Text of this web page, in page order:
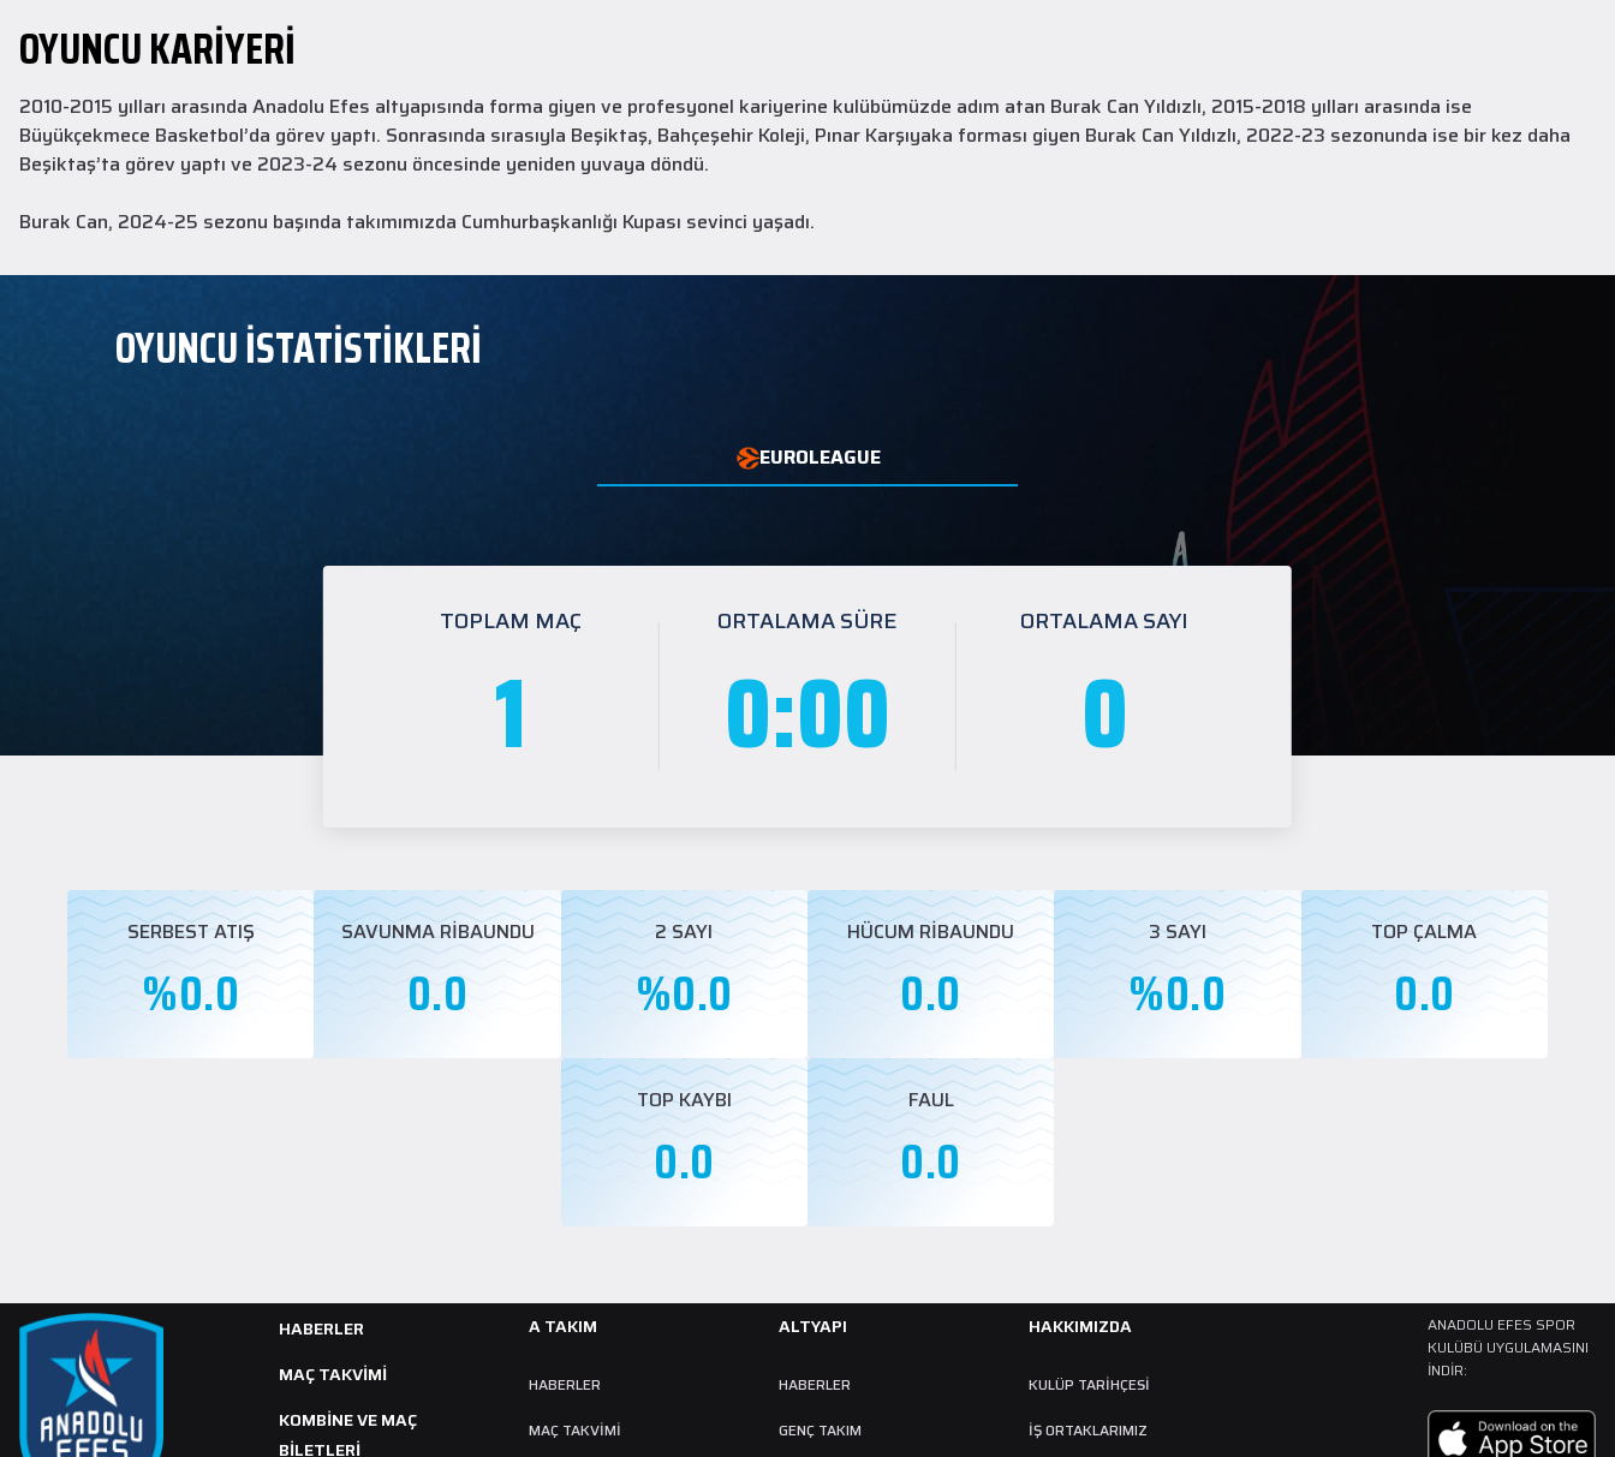
OYUNCU KARIYERI
2010-2015 yılları arasında Anadolu Efes altyapısında forma giyen ve profesyonel kariyerine kulübümüzde adım atan Burak Can Yıldızlı, 2015-2018 yılları arasında ise
Büyükçekmece Basketbol’da görev yaptı. Sonrasında sırasıyla Beşiktaş, Bahçeşehir Koleji, Pınar Karşıyaka forması giyen Burak Can Yıldızlı, 2022-23 sezonunda ise bir kez daha
Beşiktaş’ta görev yaptı ve 2023-24 sezonu öncesinde yeniden yuvaya döndü.
Burak Can, 2024-25 sezonu başında takımımızda Cumhurbaşkanlığı Kupası sevinci yaşadı.
OYUNCU İSTATİSTİKLERİ
EUROLEAGUE
TOPLAM MAÇ
1
ORTALAMA SÜRE
0:00
ORTALAMA SAYI
0
SERBEST ATIŞ
%0.0
SAVUNMA RİBAUNDU
0.0
2 SAYI
%0.0
HÜCUM RİBAUNDU
0.0
3 SAYI
%0.0
TOP ÇALMA
0.0
TOP KAYBI
0.0
FAUL
0.0
HABERLER
MAÇ TAKVIMI
KOMBİNE VE MAÇ
BİLETLERİ
A TAKIM
HABERLER
MAÇ TAKVIMI
ALTYAPI
HABERLER
GENÇ TAKIM
HAKKIMIZDA
KULÜP TARIHÇESI
İŞ ORTAKLARIMIZ
ANADOLU EFES SPOR
KULÜBÜ UYGULAMASINI
İNDIR: